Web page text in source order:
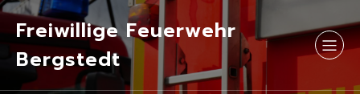
Freiwillige Feuerwehr
Bergstedt